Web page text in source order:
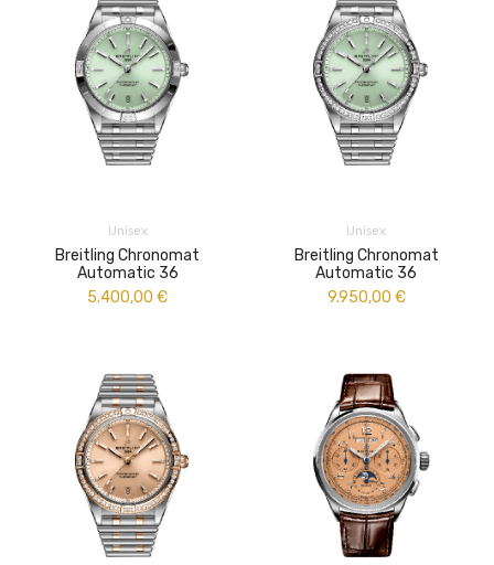
Unisex
Breitling Chronomat
Automatic 36
5.400,00 €
Unisex
Breitling Chronomat
Automatic 36
9.950,00 €